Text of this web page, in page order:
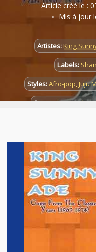
Article créé le :
Mis à jour
Artistes:King
Labels:
Styles:Afro-pop,Juju
Support :